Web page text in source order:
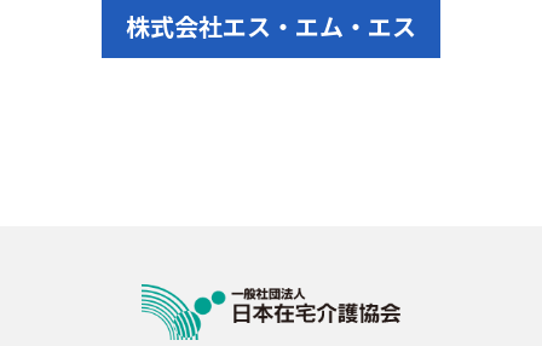
株式会社エス・エム・エス